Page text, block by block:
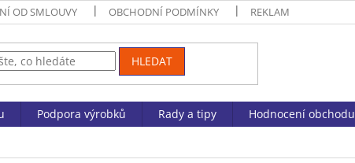
OD SMLOUVY OBCHODNÍ PODMÍNKY REKLAMAČNÍ ŘÁD
HLEDAT
Podpora výrobků Rady a tipy Hodnocení obchodu